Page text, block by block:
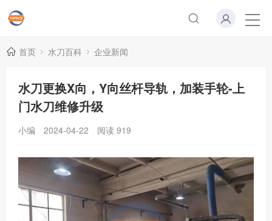
首页 水刀百科 企业新闻
水刀更换X向，Y向丝杆导轨，加装手轮-上
门水刀维修升级
小编 2024-04-22 阅读 919